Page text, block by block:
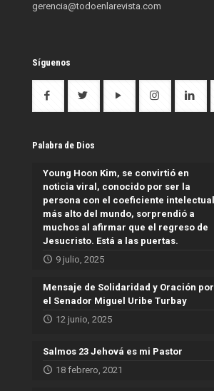
gerencia@todoenlarevista.com
Síguenos
Palabra de Dios
Young Hoon Kim, se convirtió en
noticia viral, conocido por ser la
persona con el coeficiente intelectual
más alto del mundo, sorprendió a
muchos al afirmar que el regreso de
Jesucristo. Está a las puertas.
9 julio, 2025
Mensaje de Solidaridad y Oración por
el Senador Miguel Uribe Turbay
12 junio, 2025
Salmos 23 Jehová es mi Pastor
18 febrero, 2021